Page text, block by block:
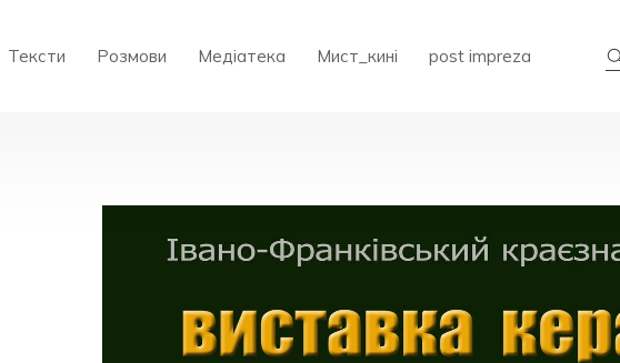
Тексти Розмови Медіатека Мист_кині post impreza